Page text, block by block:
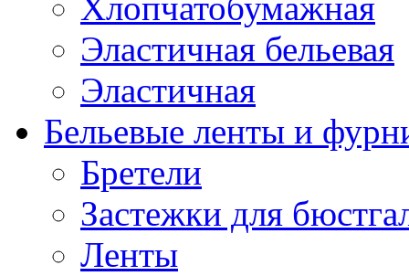
Эластичная бельевая
Эластичная
Бельевые ленты и
Бретели
Застежки для
Ленты